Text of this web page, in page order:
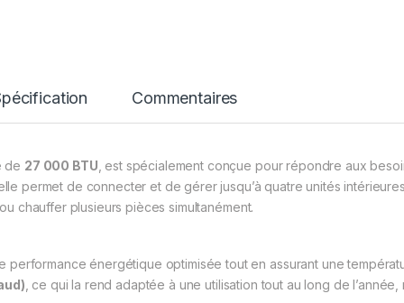
Commentaires
de 27 000 BTU , est spécialement conçue pour répondre aux
elle permet de connecter et de gérer jusqu’à quatre unités
chauffer plusieurs pièces simultanément.
performance énergétique optimisée tout en assurant une
, ce qui la rend adaptée à une utilisation tout au long de l’année,